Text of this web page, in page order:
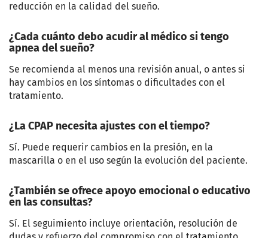
reducción en la calidad del sueño.
¿Cada cuánto debo acudir al médico si tengo
apnea del sueño?
Se recomienda al menos una revisión anual, o antes si
hay cambios en los síntomas o dificultades con el
tratamiento.
¿La CPAP necesita ajustes con el tiempo?
Sí. Puede requerir cambios en la presión, en la
mascarilla o en el uso según la evolución del paciente.
¿También se ofrece apoyo emocional o educativo
en las consultas?
Sí. El seguimiento incluye orientación, resolución de